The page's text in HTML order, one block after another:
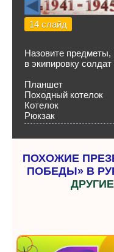
14 слайд
Назовите
в экипировку
Планшет
Походный котелок
Котелок
Рюкзак
ПОХОЖИЕ
ПОБЕДЫ» В